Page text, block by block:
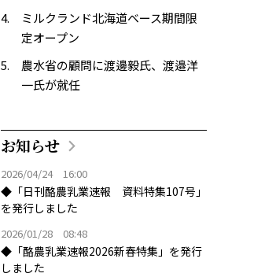
ミルクランド北海道ベース期間限
定オープン
農水省の顧問に渡邊毅氏、渡邉洋
一氏が就任
お知らせ
2026/04/24 16:00
◆「日刊酪農乳業速報 資料特集107号」
を発行しました
2026/01/28 08:48
◆「酪農乳業速報2026新春特集」を発行
しました